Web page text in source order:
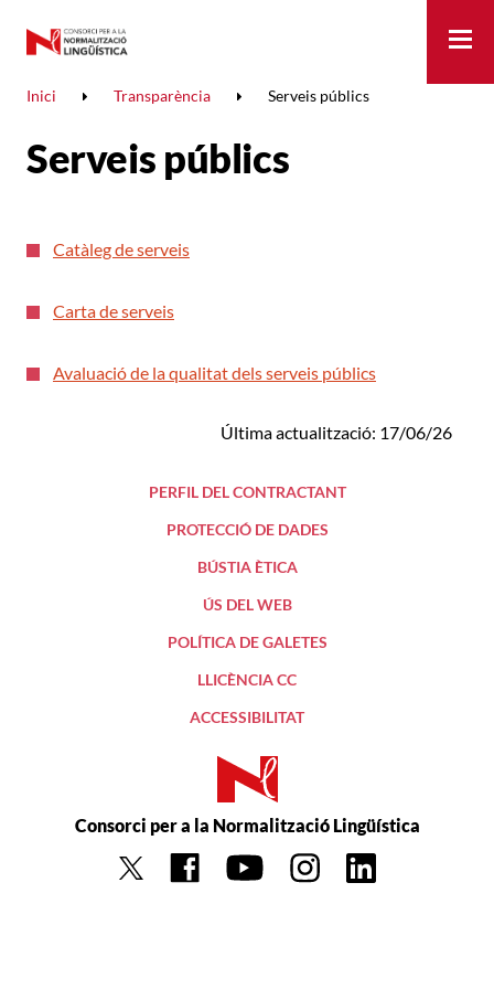
Inici Transparència Serveis públics
Serveis públics
Catàleg de serveis
Carta de serveis
Avaluació de la qualitat dels serveis públics
Última actualització: 17/06/26
PERFIL DEL CONTRACTANT
PROTECCIÓ DE DADES
BÚSTIA ÈTICA
ÚS DEL WEB
POLÍTICA DE GALETES
LLICÈNCIA CC
ACCESSIBILITAT
Consorci per a la Normalització Lingüística